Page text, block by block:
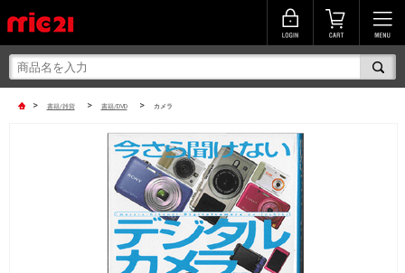
> 書籍/雑貨 > 書籍/DVD > カメラ